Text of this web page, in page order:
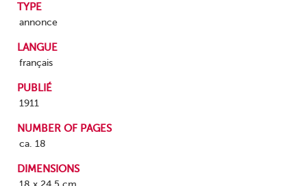
TYPE
annonce
LANGUE
français
PUBLIÉ
1911
NUMBER OF PAGES
ca. 18
DIMENSIONS